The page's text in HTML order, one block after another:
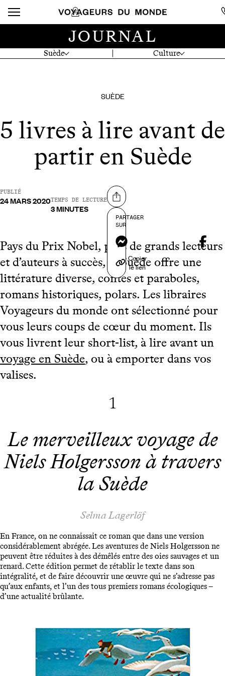
Suède Culture
JOURNAL
SUÈDE
5 livres à lire avant de
partir en Suède
PUBLIÉ
24 MARS 2020TEMPS DE LECTURE
3 MINUTES
Partager sur
PARTAGER
SUR
Messenger
Copier
le lien
Pays du Prix Nobel, pays de grands lecteurs
et d’auteurs à succès, la Suède offre une
littérature diverse, contes et paraboles,
romans historiques, polars. Les libraires
Voyageurs du monde ont sélectionné pour
vous leurs coups de cœur du moment. Ils
vous livrent leur short-list, à lire avant un
voyage en Suède, ou à emporter dans vos
valises.
1
Le merveilleux voyage de
Niels Holgersson à travers
la Suède
Selma Lagerlöf
En France, on ne connaissait ce roman que dans une version
considérablement abrégée. Les aventures de Niels Holgersson ne
peuvent être réduites à des démêlés entre des oies sauvages et un
renard. Cette édition permet de rétablir le texte dans son
intégralité, et de faire découvrir une œuvre qui ne s’adresse pas
qu’aux enfants, et l’un des tous premiers romans écologiques –
d’une actualité brûlante.